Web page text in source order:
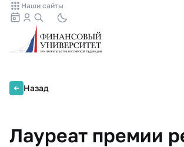
Наши сайты
Назад
Лауреат премии